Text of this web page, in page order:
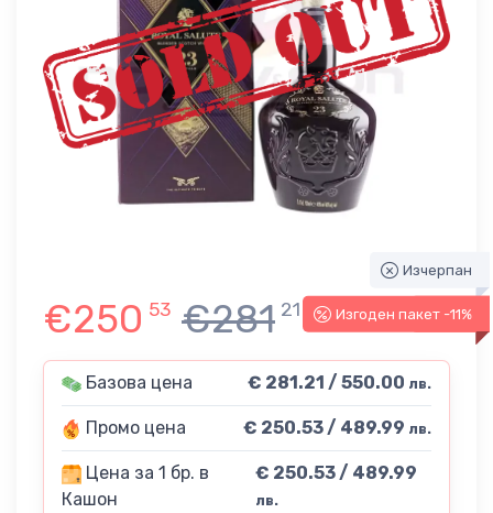
Изчерпан
-11%
Изгоден пакет -11%
€250 53 €281 21
Базова цена € 281.21 / 550.00 лв.
Промо цена € 250.53 / 489.99 лв.
Цена за 1 бр. в
Кашон
€ 250.53 / 489.99
лв.